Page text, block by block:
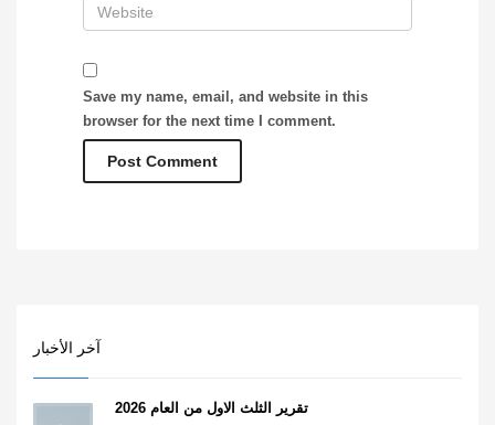
Save my name, email, and website in this
browser for the next time I comment.
آخر الأخبار
تقرير الثلث الاول من العام 2026